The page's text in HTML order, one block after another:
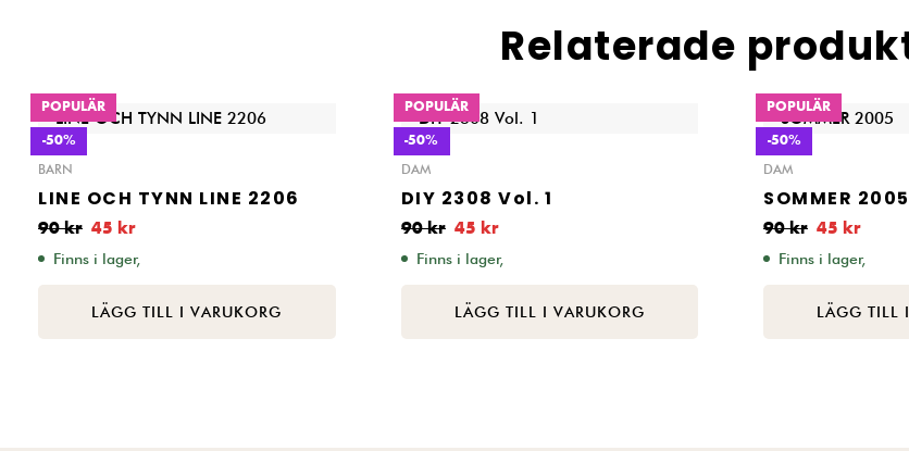
Relaterade
POPULÄR
-50%
BARN
LINE OCH TYNN LINE 2206
90kr 45 kr
Finns i lager,
LÄGG TILL I VARUKORG
POPULÄR
-50%
DAM
DIY 2308 Vol. 1
90kr 45 kr
Finns i lager,
LÄGG TILL I VARUKORG
POPULÄR
-50%
DAM
SOMMER 2005
90kr 45 kr
Finns i lager,
LÄGG TILL